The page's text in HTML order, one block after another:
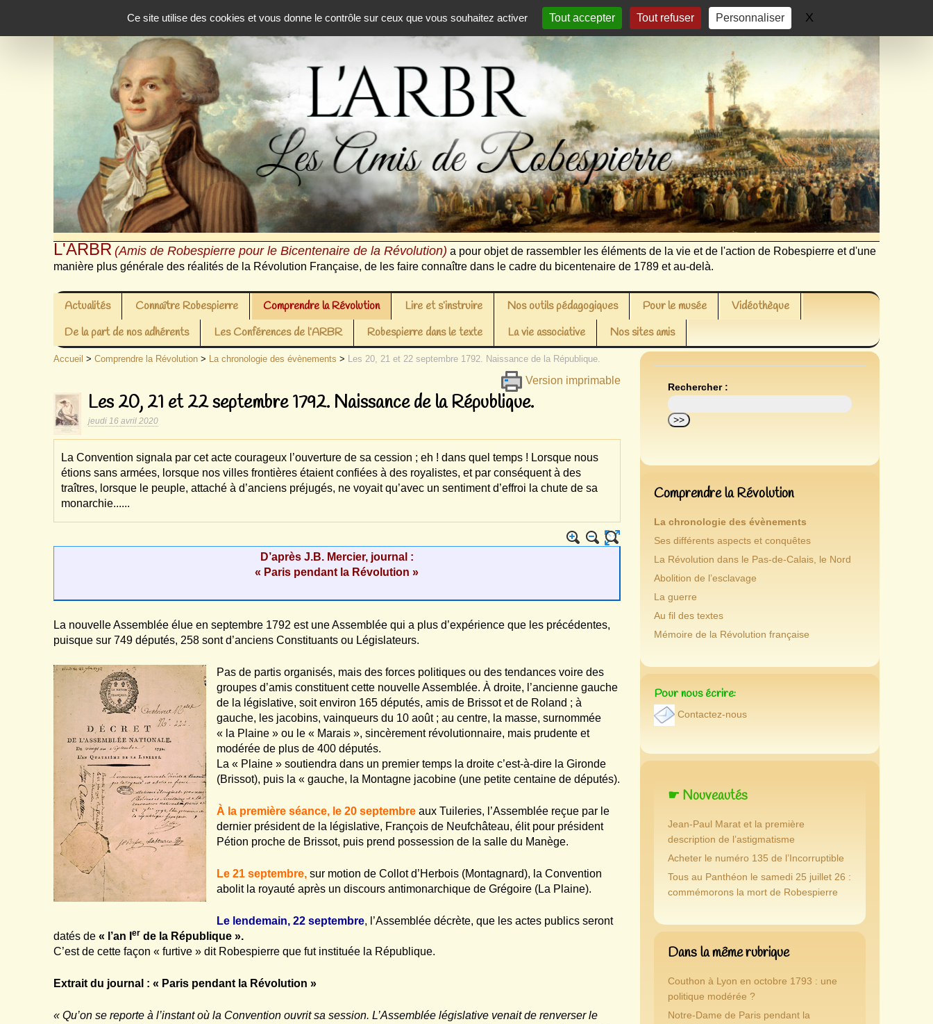
Ce site utilise des cookies et vous donne le contrôle sur ceux que vous souhaitez activer
Tout accepter Tout refuser Personnaliser X
L'ARBR (Amis de Robespierre pour le Bicentenaire de la Révolution) a pour objet de rassembler les éléments de la vie et de l'action de Robespierre et d'une
manière plus générale des réalités de la Révolution Française, de les faire connaître dans le cadre du bicentenaire de 1789 et au-delà.
Actualités Connaître Robespierre Comprendre la Révolution Lire et s’instruire Nos outils pédagogiques Pour le musée
Vidéothèque
De la part de nos adhérents
Les Conférences de l’ARBR Robespierre dans le texte La vie associative Nos sites amis
Accueil >Comprendre la Révolution > La chronologie des évènements > Les 20, 21 et 22 septembre 1792. Naissance de la République.
Version imprimable
Les 20, 21 et 22 septembre 1792. Naissance de la République.
jeudi 16 avril 2020
La Convention signala par cet acte courageux l’ouverture de sa cession ; eh ! dans quel temps ! Lorsque nous
étions sans armées, lorsque nos villes frontières étaient confiées à des royalistes, et par conséquent à des
traîtres, lorsque le peuple, attaché à d’anciens préjugés, ne voyait qu’avec un sentiment d’effroi la chute de sa
monarchie......
D’après J.B. Mercier, journal :
« Paris pendant la Révolution »
La nouvelle Assemblée élue en septembre 1792 est une Assemblée qui a plus d’expérience que les précédentes,
puisque sur 749 députés, 258 sont d’anciens Constituants ou Législateurs.
Pas de partis organisés, mais des forces politiques ou des tendances voire des
groupes d’amis constituent cette nouvelle Assemblée. À droite, l’ancienne gauche
de la législative, soit environ 165 députés, amis de Brissot et de Roland ; à
gauche, les jacobins, vainqueurs du 10 août ; au centre, la masse, surnommée
« la Plaine » ou le « Marais », sincèrement révolutionnaire, mais prudente et
modérée de plus de 400 députés.
La « Plaine » soutiendra dans un premier temps la droite c’est-à-dire la Gironde
(Brissot), puis la « gauche, la Montagne jacobine (une petite centaine de députés).
À la première séance, le 20 septembre aux Tuileries, l’Assemblée reçue par le
dernier président de la législative, François de Neufchâteau, élit pour président
Pétion proche de Brissot, puis prend possession de la salle du Manège.
Le 21 septembre, sur motion de Collot d’Herbois (Montagnard), la Convention
abolit la royauté après un discours antimonarchique de Grégoire (La Plaine).
Le lendemain, 22 septembre, l’Assemblée décrète, que les actes publics seront
datés de« l’an Ier de la République ».
C’est de cette façon « furtive » dit Robespierre que fut instituée la République.
Extrait du journal : « Paris pendant la Révolution »
« Qu’on se reporte à l’instant où la Convention ouvrit sa session. L’Assemblée législative venait de renverser le
Rechercher :
Comprendre la Révolution
La chronologie des évènements
Ses différents aspects et conquêtes
La Révolution dans le Pas-de-Calais, le Nord
Abolition de l’esclavage
La guerre
Au fil des textes
Mémoire de la Révolution française
Pour nous écrire:
Contactez-nous
☛ Nouveautés
Jean-Paul Marat et la première
description de l’astigmatisme
Acheter le numéro 135 de l’Incorruptible
Tous au Panthéon le samedi 25 juillet 26 :
commémorons la mort de Robespierre
Dans la même rubrique
Couthon à Lyon en octobre 1793 : une
politique modérée ?
Notre-Dame de Paris pendant la